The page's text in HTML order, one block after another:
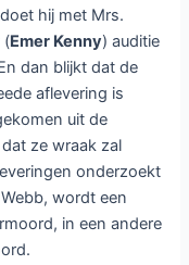
hij met Mrs.
(Emer Kenny) auditie
dan blijkt dat de
aflevering is
uit de
ze wraak zal
onderzoekt
wordt een
in een andere